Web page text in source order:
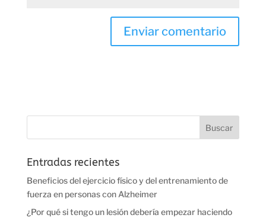
Entradas recientes
Beneficios del ejercicio físico y del entrenamiento de
fuerza en personas con Alzheimer
¿Por qué si tengo un lesión debería empezar haciendo